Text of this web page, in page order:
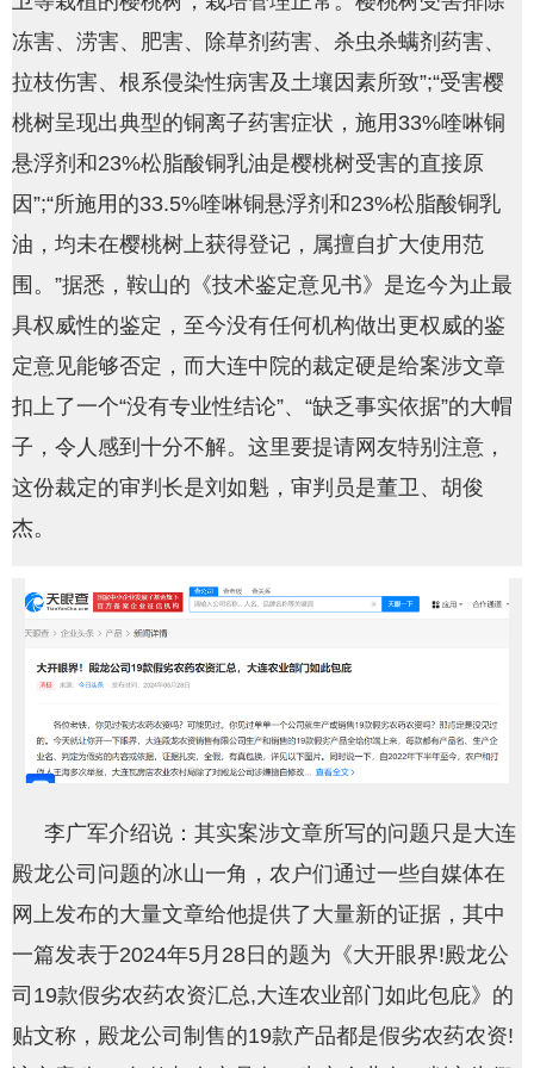
冻害、涝害、肥害、除草剂药害、杀虫杀螨剂药害、
拉枝伤害、根系侵染性病害及土壤因素所致”;“受害樱
桃树呈现出典型的铜离子药害症状，施用33%喹啉铜
悬浮剂和23%松脂酸铜乳油是樱桃树受害的直接原
因”;“所施用的33.5%喹啉铜悬浮剂和23%松脂酸铜乳
油，均未在樱桃树上获得登记，属擅自扩大使用范
围。”据悉，鞍山的《技术鉴定意见书》是迄今为止最
具权威性的鉴定，至今没有任何机构做出更权威的鉴
定意见能够否定，而大连中院的裁定硬是给案涉文章
扣上了一个“没有专业性结论”、“缺乏事实依据”的大帽
子，令人感到十分不解。这里要提请网友特别注意，
这份裁定的审判长是刘如魁，审判员是董卫、胡俊
杰。
李广军介绍说：其实案涉文章所写的问题只是大连
殿龙公司问题的冰山一角，农户们通过一些自媒体在
网上发布的大量文章给他提供了大量新的证据，其中
一篇发表于2024年5月28日的题为《大开眼界!殿龙公
司19款假劣农药农资汇总,大连农业部门如此包庇》的
贴文称，殿龙公司制售的19款产品都是假劣农药农资!